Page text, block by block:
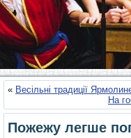
« Весільні традиції
На
Пожежу легше